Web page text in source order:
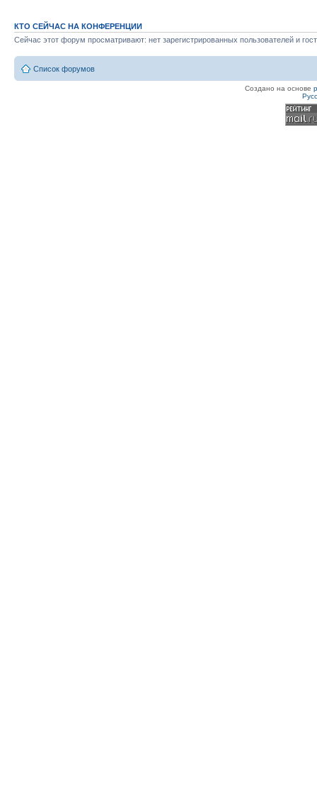
КТО СЕЙЧАС НА КОНФЕРЕНЦИИ
Сейчас этот форум просматривают: нет зарегистрированных пользователей и
Список форумов
Создано на основе